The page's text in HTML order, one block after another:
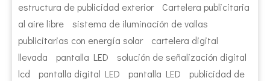
estructura de publicidad exterior
Cartelera publicitaria
al aire libre
sistema de iluminación de vallas
publicitarias con energía solar
cartelera digital
llevada
pantalla LED
solución de señalización digital
lcd
pantalla digital LED pantalla LED
publicidad de